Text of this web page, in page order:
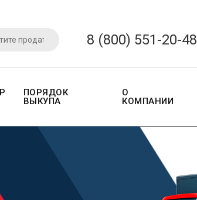
8 (800) 551-20-48
ПОРЯДОК
ВЫКУПА
О
КОМПАНИИ